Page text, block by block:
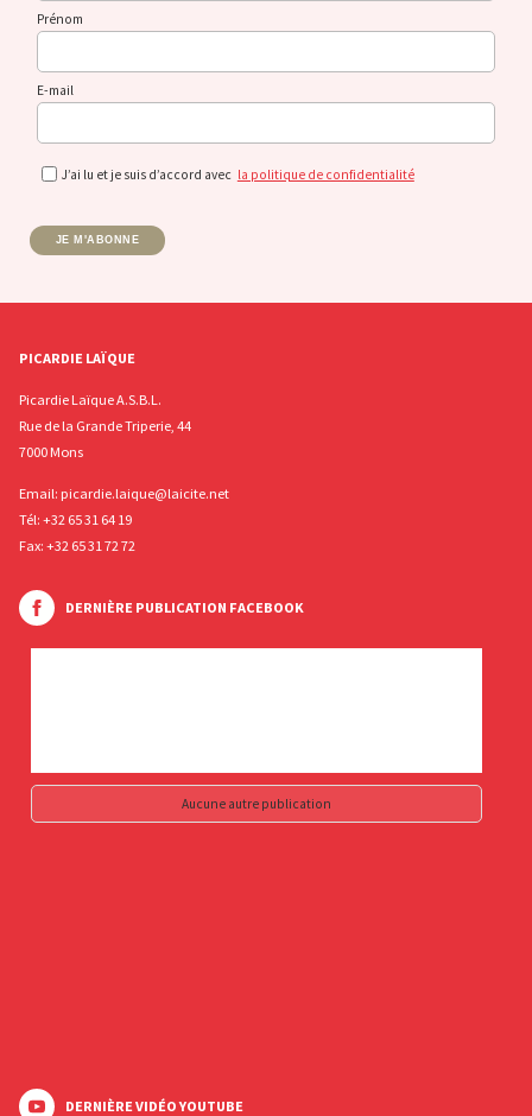
Prénom
E-mail
J’ai lu et je suis d’accord avec la politique de confidentialité
JE M'ABONNE
PICARDIE LAÏQUE
Picardie Laïque A.S.B.L.
Rue de la Grande Triperie, 44
7000 Mons
Email: picardie.laique@laicite.net
Tél: +32 65 31 64 19
Fax: +32 65 31 72 72
DERNIÈRE PUBLICATION FACEBOOK
Aucune autre publication
DERNIÈRE VIDÉO YOUTUBE